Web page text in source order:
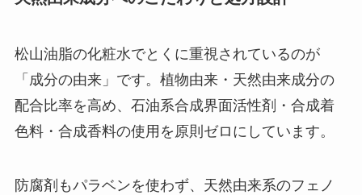
松山油脂の化粧水でとくに重視されているのが
「成分の由来」です。植物由来・天然由来成分の
配合比率を高め、石油系合成界面活性剤・合成着
色料・合成香料の使用を原則ゼロにしています。
防腐剤もパラベンを使わず、天然由来系のフェノ